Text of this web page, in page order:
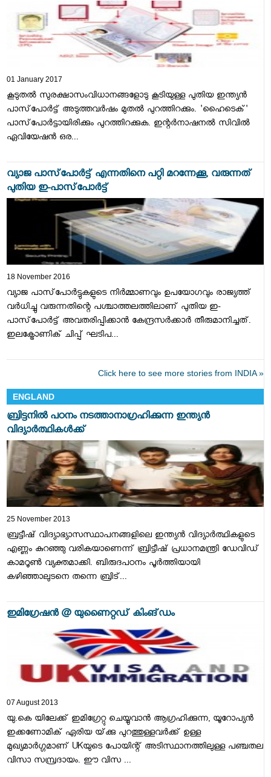
01 January 2017
കൂടുതല്‍ സുരക്ഷാസംവിധാനങ്ങളോടു കൂടിയുള്ള പുതിയ ഇന്ത്യന്‍
പാസ്‌പോര്‍ട്ട് അടുത്തവര്‍ഷം മുതല്‍ പുറത്തിറക്കും. 'ഹൈടെക്'
പാസ്‌പോര്‍ട്ടായിരിക്കും പുറത്തിറക്കുക. ഇന്റര്‍നാഷനല്‍ സിവില്‍
ഏവിയേഷന്‍ ഒര...
വ്യാജ പാസ്‌പോര്‍ട്ട് എന്നതിനെ പറ്റി മറന്നേക്കൂ, വരുന്നത്
പുതിയ ഇ-പാസ്‌പോര്‍ട്ട്
18 November 2016
വ്യാജ പാസ്‌പോര്‍ട്ടുകളുടെ നിര്‍മ്മാണവും ഉപയോഗവും രാജ്യത്ത്
വര്‍ധിച്ചു വരുന്നതിന്റെ പശ്ചാത്തലത്തിലാണ് പുതിയ ഇ-
പാസ്‌പോര്‍ട്ട് അവതരിപ്പിക്കാന്‍ കേന്ദ്രസര്‍ക്കാര്‍ തീരുമാനിച്ചത്.
ഇലക്ട്രോണിക് ചിപ്പ് ഘടിപ...
Click here to see more stories from INDIA »
ENGLAND
ബ്രിട്ടനില്‍ പഠനം നടത്താനാഗ്രഹിക്കുന്ന ഇന്ത്യന്‍
വിദ്യാര്‍ത്ഥികള്‍ക്ക്‌
25 November 2013
ബ്രട്ടീഷ്‌ വിദ്യാഭ്യാസസ്ഥാപനങ്ങളിലെ ഇന്ത്യന്‍ വിദ്യാര്‍ത്ഥികളുടെ
എണ്ണം കുറഞ്ഞു വരികയാണെന്ന്‌ ബ്രിട്ടീഷ്‌ പ്രധാനമന്ത്രി ഡേവിഡ്‌
കാമറൂണ്‍ വ്യക്തമാക്കി. ബിരുദപഠനം പൂര്‍ത്തിയായി
കഴിഞ്ഞാലുടനെ തന്നെ ബ്രിട്...
ഇമിഗ്രേഷന്‍ @ യുണൈറ്റഡ്‌ കിംങ്‌ഡം
07 August 2013
യു.കെ യിലേക്ക്‌ ഇമിഗ്രേറ്റു ചെയ്യുവാന്‍ ആഗ്രഹിക്കുന്ന, യൂറോപ്യന്‍
ഇക്കണോമിക്‌ ഏരിയ യ്‌ക്കു പുറത്തുള്ളവര്‍ക്ക്‌ ഉള്ള
മുഖ്യമാര്‍ഗ്ഗമാണ്‌ UKയുടെ പോയിന്റ്‌ അടിസ്ഥാനത്തിലുള്ള പഞ്ചതല
വിസാ സമ്പ്രദായം. ഈ വിസ ...